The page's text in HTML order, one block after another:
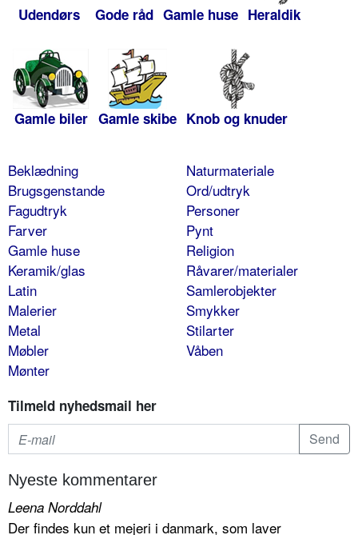
Udendørs Gode råd Gamle huse Heraldik
Gamle biler Gamle skibe Knob og knuder
Beklædning
Brugsgenstande
Fagudtryk
Farver
Gamle huse
Keramik/glas
Latin
Malerier
Metal
Møbler
Mønter
Naturmateriale
Ord/udtryk
Personer
Pynt
Religion
Råvarer/materialer
Samlerobjekter
Smykker
Stilarter
Våben
Tilmeld nyhedsmail her
Nyeste kommentarer
Leena Norddahl
Der findes kun et mejeri i danmark, som laver